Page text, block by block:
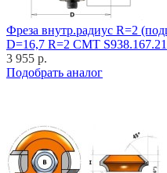
Фреза внутр.радиус R=2
D=16,7 R=2 CMT S938.167.21
3 955 р.
Подобрать аналог